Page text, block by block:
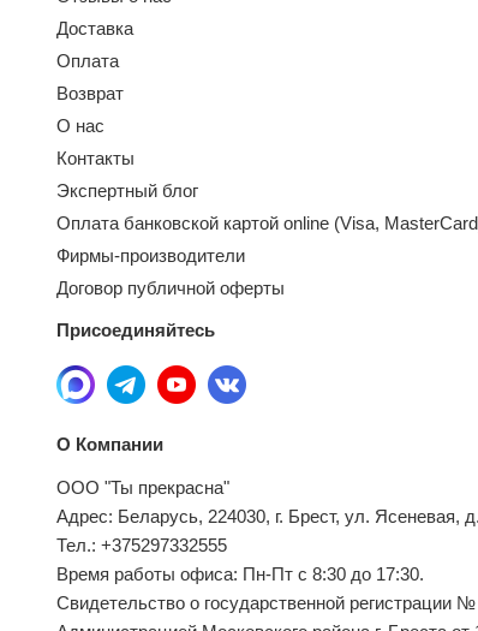
Доставка
Оплата
Возврат
О нас
Контакты
Экспертный блог
Оплата банковской картой online (Visa,
Фирмы-производители
Договор публичной оферты
Присоединяйтесь
О Компании
ООО "Ты прекрасна"
Адрес: Беларусь, 224030, г. Брест, ул. Ясеневая,
Тел.: +375297332555
Время работы офиса: Пн-Пт с 8:30 до 17:30.
Свидетельство о государственной регистрации